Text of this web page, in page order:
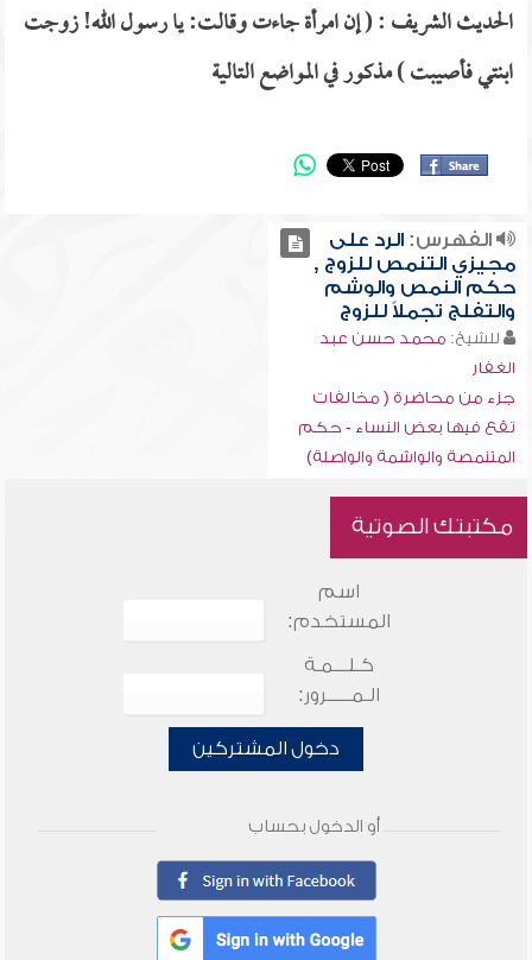
الحديث الشريف : ( إن امرأة جاءت وقالت: يا رسول الله! زوجت
ابنتي فأصيبت ) مذكور في المواضع التالية
الفهرس:الرد على
مجيزي التنمص للزوج ,
حكم النمص والوشم
والتفلج تجملاً للزوج
للشيخ: محمد حسن عبد
الغفار
جزء من محاضرة ( مخالفات
تقع فيها بعض النساء - حكم
المتنمصة والواشمة والواصلة)
مكتبتك الصوتية
اسم
المستخدم:
كـلـــمـة
الـمـــــرور:
دخول المشتركين
أو الدخول بحساب